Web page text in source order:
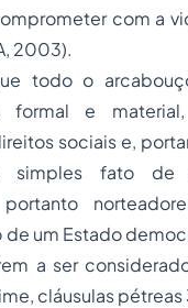
com a
2003).
todo o
formal e
sociais e,
simples fato de
portanto
um Estado
a ser
cláusulas